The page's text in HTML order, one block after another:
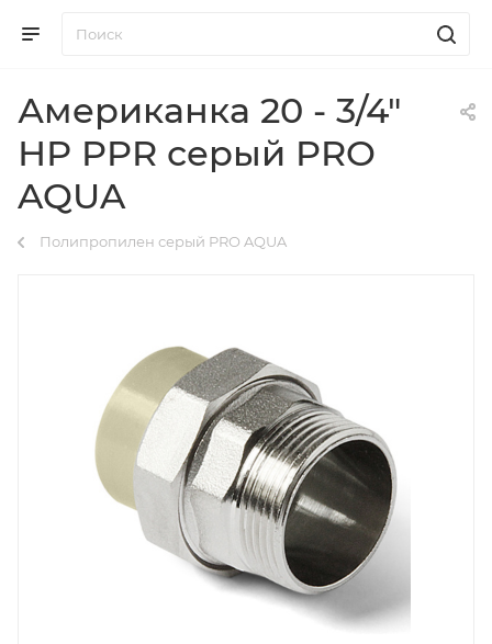
Американка 20 - 3/4"
НР PPR серый PRO
AQUA
Полипропилен серый PRO AQUA